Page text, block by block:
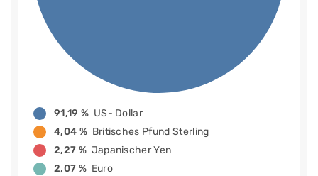
91,19 % US- Dollar
4,04 % Britisches Pfund Sterling
2,27 % Japanischer Yen
2,07 % Euro